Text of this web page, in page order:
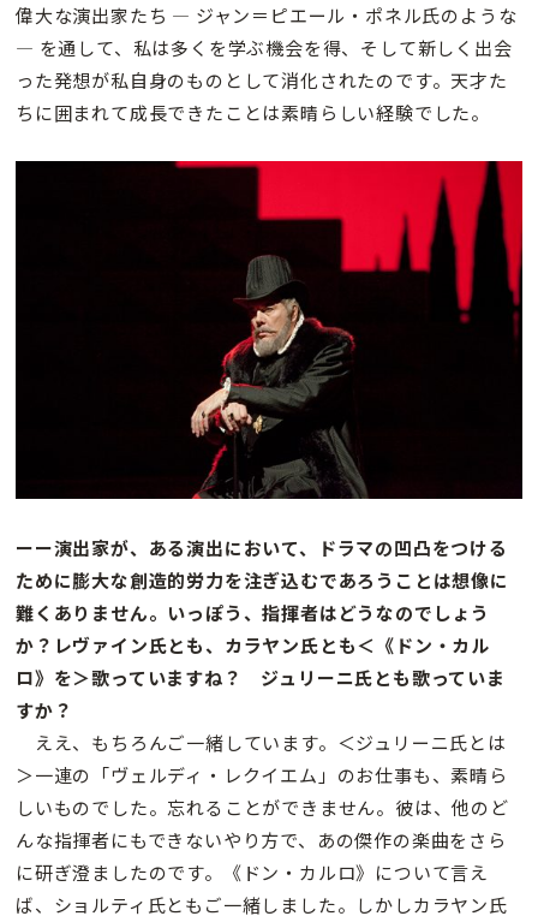
偉大な演出家たち — ジャン＝ピエール・ポネル氏のような
— を通して、私は多くを学ぶ機会を得、そして新しく出会
った発想が私自身のものとして消化されたのです。天才た
ちに囲まれて成長できたことは素晴らしい経験でした。
ーー演出家が、ある演出において、ドラマの凹凸をつける
ために膨大な創造的労力を注ぎ込むであろうことは想像に
難くありません。いっぽう、指揮者はどうなのでしょう
か？レヴァイン氏とも、カラヤン氏とも＜《ドン・カル
ロ》を＞歌っていますね？ ジュリーニ氏とも歌っていま
すか？
ええ、もちろんご一緒しています。＜ジュリーニ氏とは
＞一連の「ヴェルディ・レクイエム」のお仕事も、素晴ら
しいものでした。忘れることができません。彼は、他のど
んな指揮者にもできないやり方で、あの傑作の楽曲をさら
に研ぎ澄ましたのです。《ドン・カルロ》について言え
ば、ショルティ氏ともご一緒しました。しかしカラヤン氏